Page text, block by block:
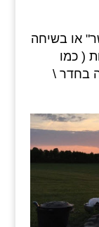
או בשיחה
( כמו
בחדר \